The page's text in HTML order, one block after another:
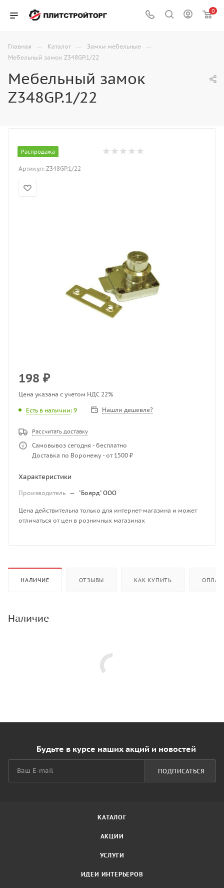
0
Главная — Каталог — Замки мебельные —
Мебельный замок Z348GP.1/22
Мебельный замок
Z348GP.1/22
Распродажа
Артикул: Z348GP.1/22
198 ₽
Цена указана с учетом НДС 22%
Есть в наличии: 9 Нашли дешевле?
Рассчитать доставку
Самовывоз сегодня - бесплатно
Доставка по Воронежу - от 1500 ₽
Характеристики
Производитель — "Боярд" ООО
Цена действительна только для интернет-магазина и может
отличаться от цен в розничных магазинах
НАЛИЧИЕ ОТЗЫВЫ КАК КУПИТЬ
Наличие
Будьте в курсе наших акций и новостей
ПОДПИСАТЬСЯ
КАТАЛОГ
АКЦИИ
УСЛУГИ
ИДЕИ ИНТЕРЬЕРОВ